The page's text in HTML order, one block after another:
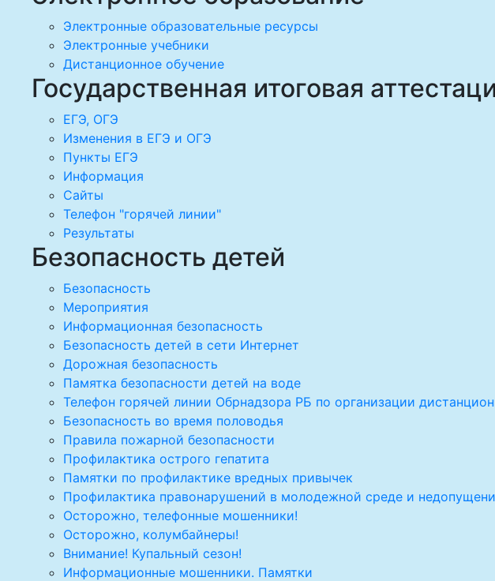
Электронные образовательные ресурсы
Электронные учебники
Дистанционное обучение
Государственная итоговая
ЕГЭ, ОГЭ
Изменения в ЕГЭ и ОГЭ
Пункты ЕГЭ
Информация
Сайты
Телефон "горячей линии"
Результаты
Безопасность детей
Безопасность
Мероприятия
Информационная безопасность
Безопасность детей в сети Интернет
Дорожная безопасность
Памятка безопасности детей на воде
Телефон горячей линии Обрнадзора РБ по организации
Безопасность во время половодья
Правила пожарной безопасности
Профилактика острого гепатита
Памятки по профилактике вредных привычек
Профилактика правонарушений в молодежной среде и
Осторожно, телефонные мошенники!
Осторожно, колумбайнеры!
Внимание! Купальный сезон!
Информационные мошенники. Памятки